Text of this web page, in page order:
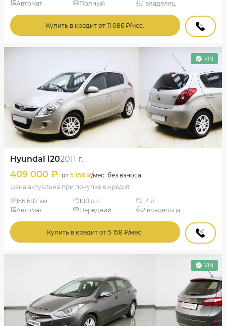
Автомат Полный 1 владелец
Купить в кредит от 11 086 ₽/мес.
VIN
Hyundai i202011 г.
409 000 ₽ от 5 158 ₽/мес. без взноса
Цена актуальна при покупке в кредит
156 682 км
100 л.с.
1.4 л.
Автомат
Передний 2 владельца
Купить в кредит от 5 158 ₽/мес.
VIN